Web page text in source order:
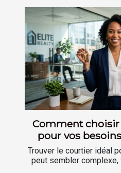
Comment
pour vos
Trouver le courtier idéal
peut sembler